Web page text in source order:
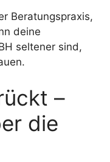
Beratungspraxis,
deine
seltener sind,
–
die